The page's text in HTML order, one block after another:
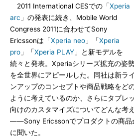
2011 International CESでの「Xperia
arc 」の発表に続き、Mobile World
Congress 2011に合わせてSony
Ericssonは「Xperia neo 」「Xperia
pro 」「Xperia PLAY 」と新モデルを
続々と発表。Xperiaシリーズ拡充の姿
を全世界にアピールした。同社は新ライ
ンアップのコンセプトや商品戦略をど
ように考えているのか、さらにタブレ
向けのカスタマイズについてどんな考
――Sony Ericssonでプロダクトの商品
に聞いた。